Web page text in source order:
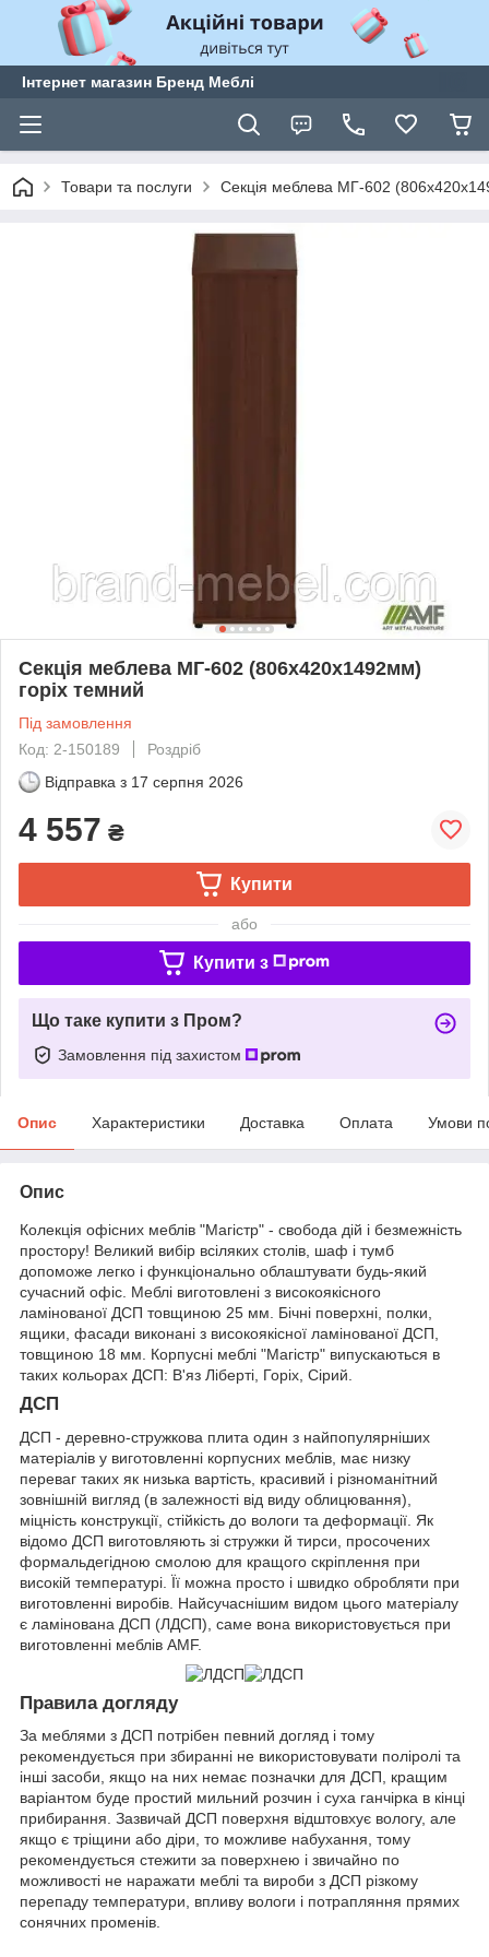
Інтернет магазин Бренд Меблі
Товари та послуги Секція меблева МГ-602
Секція меблева МГ-602 (806х420х1492мм)
горіх темний
Під замовлення
Код: 2-150189
Роздріб
Відправка з 17 серпня 2026
4 557 ₴
Купити
або
Купити з
Що таке купити з Пром?
Замовлення під захистом
Опис Характеристики Доставка Оплата Умови
Опис
Колекція офісних меблів "Магістр" - свобода дій і безмежність
простору! Великий вибір всіляких столів, шаф і тумб
допоможе легко і функціонально облаштувати будь-який
сучасний офіс. Меблі виготовлені з високоякісного
ламінованої ДСП товщиною 25 мм. Бічні поверхні, полки,
ящики, фасади виконані з високоякісної ламінованої ДСП,
товщиною 18 мм. Корпусні меблі "Магістр" випускаються в
таких кольорах ДСП: В'яз Ліберті, Горіх, Сірий.
ДСП
ДСП - деревно-стружкова плита один з найпопулярніших
матеріалів у виготовленні корпусних меблів, має низку
переваг таких як низька вартість, красивий і різноманітний
зовнішній вигляд (в залежності від виду облицювання),
міцність конструкції, стійкість до вологи та деформації. Як
відомо ДСП виготовляють зі стружки й тирси, просочених
формальдегідною смолою для кращого скріплення при
високій температурі. Її можна просто і швидко обробляти при
виготовленні виробів. Найсучаснішим видом цього матеріалу
є ламінована ДСП (ЛДСП), саме вона використовується при
виготовленні меблів AMF.
Правила догляду
За меблями з ДСП потрібен певний догляд і тому
рекомендується при збиранні не використовувати поліролі та
інші засоби, якщо на них немає позначки для ДСП, кращим
варіантом буде простий мильний розчин і суха ганчірка в кінці
прибирання. Зазвичай ДСП поверхня відштовхує вологу, але
якщо є тріщини або діри, то можливе набухання, тому
рекомендується стежити за поверхнею і звичайно по
можливості не наражати меблі та вироби з ДСП різкому
перепаду температури, впливу вологи і потрапляння прямих
сонячних променів.